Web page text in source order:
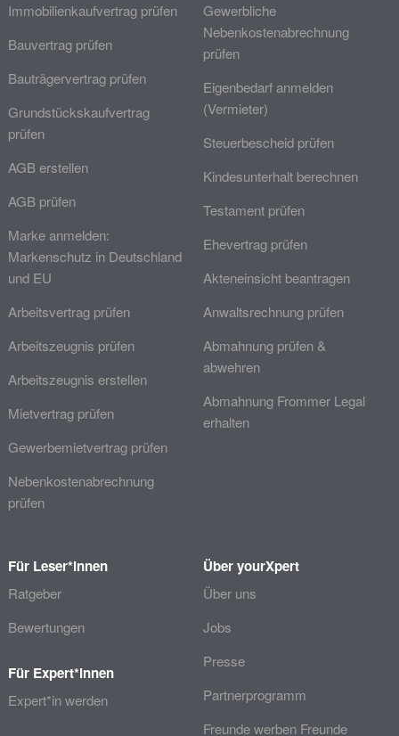
Immobilienkaufvertrag prüfen
Bauvertrag prüfen
Bauträgervertrag prüfen
Grundstückskaufvertrag
prüfen
AGB erstellen
AGB prüfen
Marke anmelden:
Markenschutz in Deutschland
und EU
Arbeitsvertrag prüfen
Arbeitszeugnis prüfen
Arbeitszeugnis erstellen
Mietvertrag prüfen
Gewerbemietvertrag prüfen
Nebenkostenabrechnung
prüfen
Gewerbliche
Nebenkostenabrechnung
prüfen
Eigenbedarf anmelden
(Vermieter)
Steuerbescheid prüfen
Kindesunterhalt berechnen
Testament prüfen
Ehevertrag prüfen
Akteneinsicht beantragen
Anwaltsrechnung prüfen
Abmahnung prüfen &
abwehren
Abmahnung Frommer Legal
erhalten
Für Leser*innen
Ratgeber
Bewertungen
Für Expert*innen
Expert*in werden
Über yourXpert
Über uns
Jobs
Presse
Partnerprogramm
Freunde werben Freunde